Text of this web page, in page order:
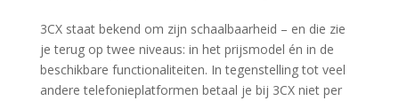
3CX staat bekend om zijn schaalbaarheid – en die zie
je terug op twee niveaus: in het prijsmodel én in de
beschikbare functionaliteiten. In tegenstelling tot veel
andere telefonieplatformen betaal je bij 3CX niet per